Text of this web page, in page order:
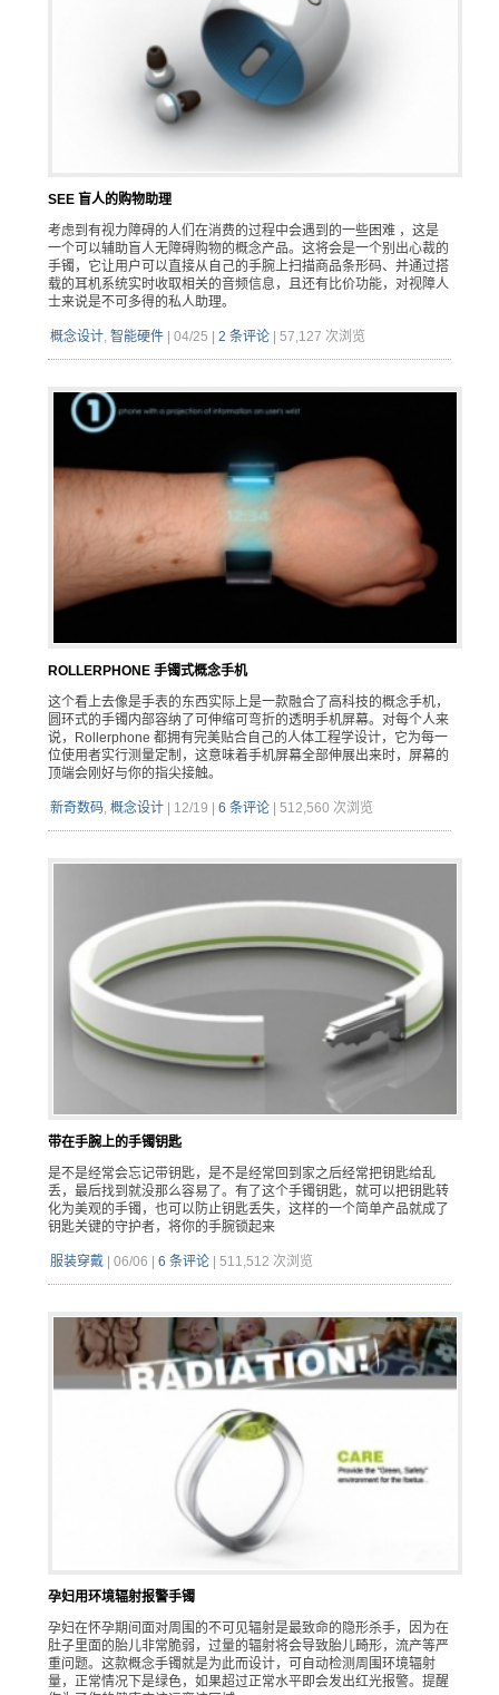
SEE 盲人的购物助理
考虑到有视力障碍的人们在消费的过程中会遇到的一些困难 ，这是
一个可以辅助盲人无障碍购物的概念产品。这将会是一个别出心裁的
手镯，它让用户可以直接从自己的手腕上扫描商品条形码、并通过搭
载的耳机系统实时收取相关的音频信息，且还有比价功能，对视障人
士来说是不可多得的私人助理。
概念设计, 智能硬件| 04/25 | 2 条评论| 57,127 次浏览
ROLLERPHONE 手镯式概念手机
这个看上去像是手表的东西实际上是一款融合了高科技的概念手机，
圆环式的手镯内部容纳了可伸缩可弯折的透明手机屏幕。对每个人来
说，Rollerphone 都拥有完美贴合自己的人体工程学设计，它为每一
位使用者实行测量定制，这意味着手机屏幕全部伸展出来时，屏幕的
顶端会刚好与你的指尖接触。
新奇数码, 概念设计| 12/19 6 条评论| 512,560 次浏览
带在手腕上的手镯钥匙
是不是经常会忘记带钥匙，是不是经常回到家之后经常把钥匙给乱
丢，最后找到就没那么容易了。有了这个手镯钥匙，就可以把钥匙转
化为美观的手镯，也可以防止钥匙丢失，这样的一个简单产品就成了
钥匙关键的守护者，将你的手腕锁起来
服装穿戴| 06/06 6 条评论| 511,512 次浏览
孕妇用环境辐射报警手镯
孕妇在怀孕期间面对周围的不可见辐射是最致命的隐形杀手，因为在
肚子里面的胎儿非常脆弱，过量的辐射将会导致胎儿畸形，流产等严
重问题。这款概念手镯就是为此而设计，可自动检测周围环境辐射
量，正常情况下是绿色，如果超过正常水平即会发出红光报警。提醒